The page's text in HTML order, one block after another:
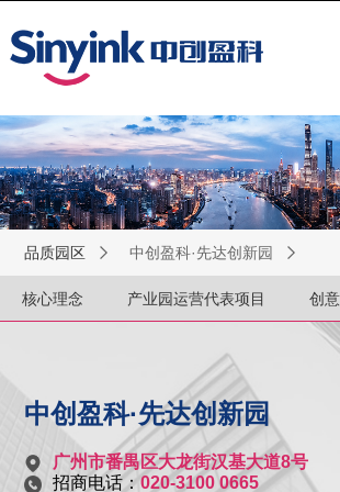
品质园区 中创盈科·先达创新园
核心理念 产业园运营代表项目 创
中创盈科·先达创新园
广州市番禺区大龙街汉基大道8号
招商电话：020-3100 0665